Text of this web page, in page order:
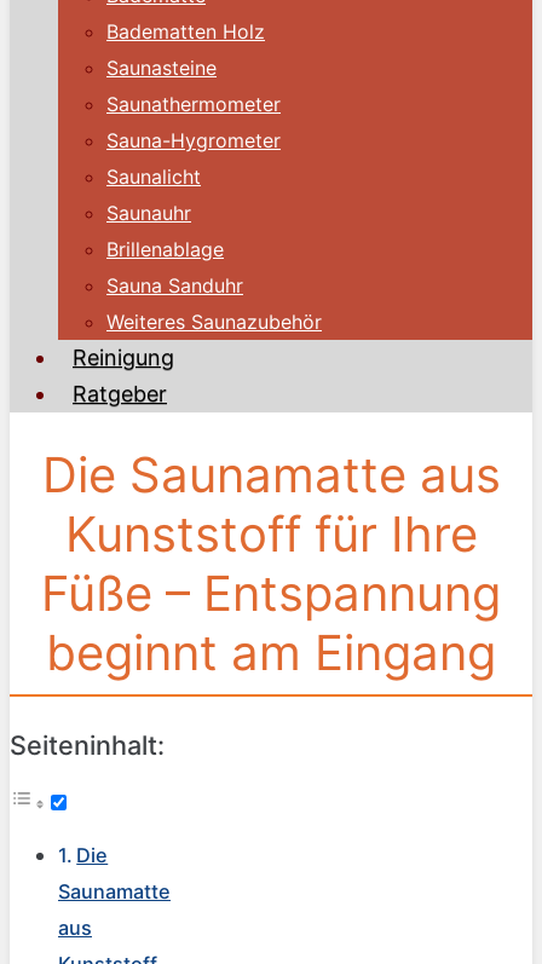
Badematten Holz
Saunasteine
Saunathermometer
Sauna-Hygrometer
Saunalicht
Saunauhr
Brillenablage
Sauna Sanduhr
Weiteres Saunazubehör
Reinigung
Ratgeber
Die Saunamatte aus
Kunststoff für Ihre
Füße – Entspannung
beginnt am Eingang
Seiteninhalt:
Die
Saunamatte
aus